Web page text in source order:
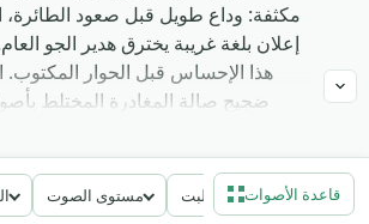
مكثفة: وداع طويل قبل صعود الطائرة،
إعلان بلغة غريبة يخترق هدير الجو
هذا الإحساس قبل الحوار المكتوب.
ضجيج صالة المغادرة المختلط
المعدني، وأنين توربينات الطائرات
الطيف الواسع يسمح لك بوضعها
مستوى الصوت معدل البتقاعدة الأصوات